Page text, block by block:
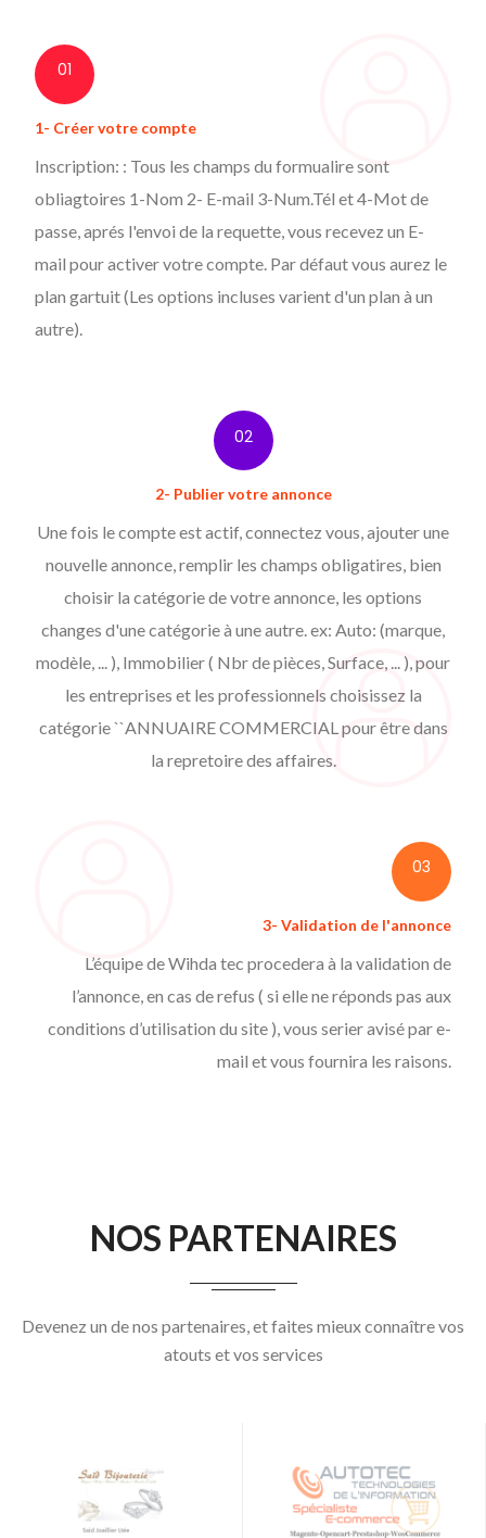
01
1- Créer votre compte
Inscription: : Tous les champs du formualire sont
obliagtoires 1-Nom 2- E-mail 3-Num.Tél et 4-Mot de
passe, aprés l'envoi de la requette, vous recevez un E-
mail pour activer votre compte. Par défaut vous aurez le
plan gartuit (Les options incluses varient d'un plan à un
autre).
02
2- Publier votre annonce
Une fois le compte est actif, connectez vous, ajouter une
nouvelle annonce, remplir les champs obligatires, bien
choisir la catégorie de votre annonce, les options
changes d'une catégorie à une autre. ex: Auto: (marque,
modèle, ... ), Immobilier ( Nbr de pièces, Surface, ... ), pour
les entreprises et les professionnels choisissez la
catégorie ``ANNUAIRE COMMERCIAL pour être dans
la repretoire des affaires.
03
3- Validation de l'annonce
L’équipe de Wihda tec procedera à la validation de
l’annonce, en cas de refus ( si elle ne réponds pas aux
conditions d’utilisation du site ), vous serier avisé par e-
mail et vous fournira les raisons.
NOS PARTENAIRES
Devenez un de nos partenaires, et faites mieux connaître vos
atouts et vos services